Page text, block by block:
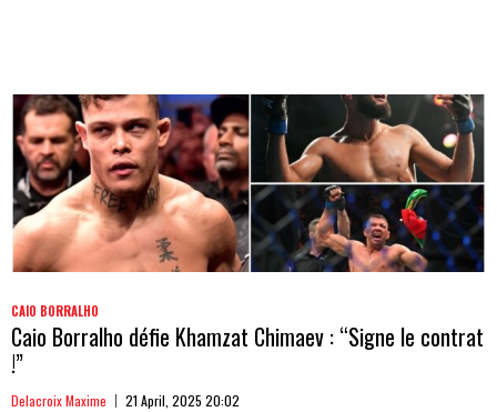
CAIO BORRALHO
Caio Borralho défie Khamzat Chimaev : “Signe le contrat
!”
Delacroix Maxime 21 April, 2025 20:02